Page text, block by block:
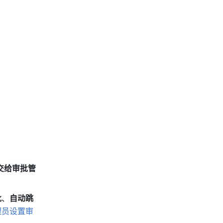
给审批管
、 自动跳
设置审